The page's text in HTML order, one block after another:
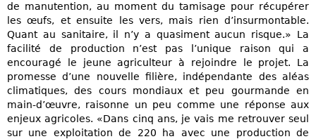
de manutention, au moment du tamisage pour récupérer
les œufs, et ensuite les vers, mais rien d’insurmontable.
Quant au sanitaire, il n’y a quasiment aucun risque.» La
facilité de production n’est pas l’unique raison qui a
encouragé le jeune agriculteur à rejoindre le projet. La
promesse d’une nouvelle filière, indépendante des aléas
climatiques, des cours mondiaux et peu gourmande en
main-d’œuvre, raisonne un peu comme une réponse aux
enjeux agricoles. «Dans cinq ans, je vais me retrouver seul
sur une exploitation de 220 ha avec une production de